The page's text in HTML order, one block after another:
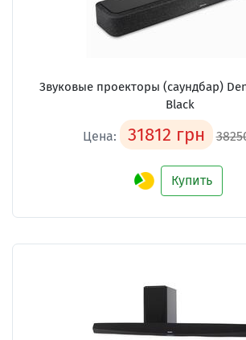
Звуковые проекторы (саундбар)
Black
Цена: 31812 грн
Купить